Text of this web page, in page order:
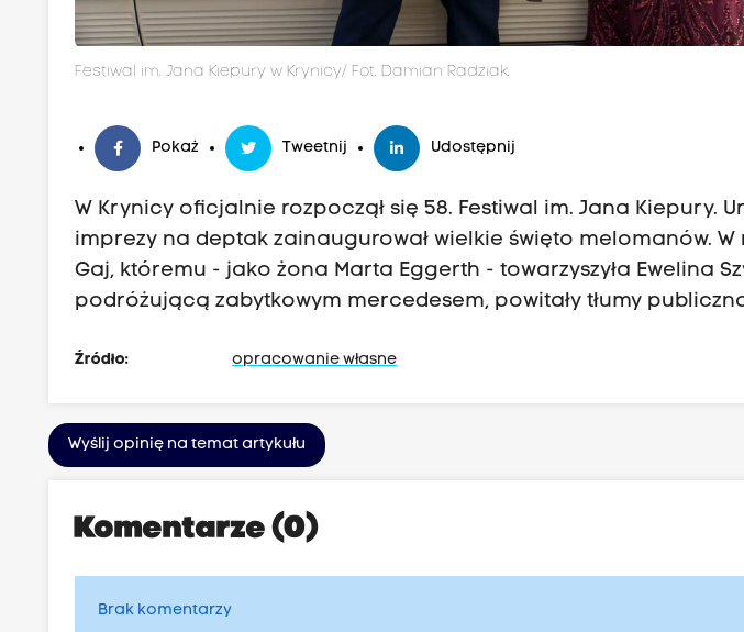
Festiwal im. Jana Kiepury w Krynicy/ Fot. Damian Radziak.
Pokaż Tweetnij Udostępnij
W Krynicy oficjalnie rozpoczął się 58. Festiwal im. Jana Kiepury.
imprezy na deptak zainaugurował wielkie święto melomanów. W
Gaj, któremu - jako żona Marta Eggerth - towarzyszyła Ewelina
podróżującą zabytkowym mercedesem, powitały tłumy
Źródło: opracowanie własne
Wyślij opinię na temat artykułu
Komentarze (0)
Brak komentarzy